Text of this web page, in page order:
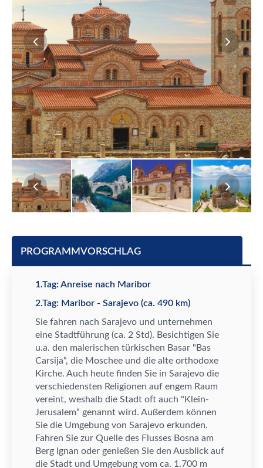
PROGRAMMVORSCHLAG
1.Tag: Anreise nach Maribor
2.Tag: Maribor - Sarajevo (ca. 490 km)
Sie fahren nach Sarajevo und unternehmen
eine Stadtführung (ca. 2 Std). Besichtigen Sie
u.a. den malerischen türkischen Basar "Bas
Carsija“, die Moschee und die alte orthodoxe
Kirche. Auch heute finden Sie in Sarajevo die
verschiedensten Religionen auf engem Raum
vereint, weshalb die Stadt oft auch "Klein-
Jerusalem“ genannt wird. Außerdem können
Sie die Umgebung von Sarajevo erkunden.
Fahren Sie zur Quelle des Flusses Bosna am
Berg Ignan oder genießen Sie den Ausblick auf
die Stadt und Umgebung vom ca. 1.700 m